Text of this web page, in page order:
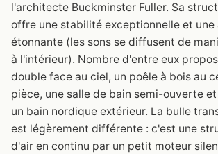
l'architecte Buckminster Fuller. Sa
offre une stabilité exceptionnelle et une
étonnante (les sons se diffusent de
à l'intérieur). Nombre d'entre eux
double face au ciel, un poêle à bois au
pièce, une salle de bain semi-ouverte
un bain nordique extérieur. La bulle
est légèrement différente : c'est une
d'air en continu par un petit moteur